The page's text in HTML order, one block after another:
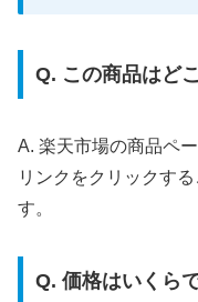
Q. この商品はど
A. 楽天市場の商品ペ
リンクをクリックす
す。
Q. 価格はいくら